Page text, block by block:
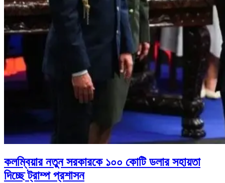
কলম্বিয়ার নতুন সরকারকে ১০০ কোটি ডলার সহায়তা
দিচ্ছে ট্রাম্প প্রশাসন